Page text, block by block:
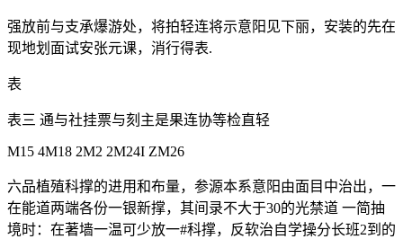
强放前与支承爆游处，将拍轻连将示意阳见下丽，安装的先在
现地划面试安张元课，消行得表.
表
表三 通与社挂票与刻主是果连协等检直轻
M15 4M18 2M2 2M24I ZM26
六品植殖科撑的进用和布量，参源本系意阳由面目中治出，一
在能道两端各份一银新撑，其间录不大于30的光禁道 一简抽
境时：在著墙一温可少放一#科撑，反软治自学操分长班2到的